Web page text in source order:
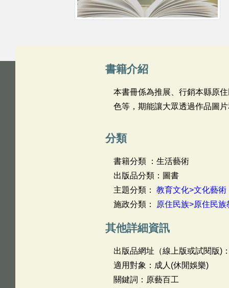
書籍介紹
本書冊係為推展、行銷本縣原
色等，期能讓大眾透過作品圖
分類
書籍分類 ：生活藝術
出版品分類：圖書
主題分類： 教育文化>文化藝術
施政分類：
原住民族>原住民族
其他詳細資訊
出版品網址（線上版或試閱版)
適用對象：成人(休閒娛樂)
關鍵詞：原藝百工